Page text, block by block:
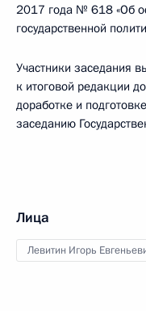
2017 года № 618 «Об
государственной
Участники заседания
к итоговой редакции
доработке и
заседанию
Лица
Левитин Игорь